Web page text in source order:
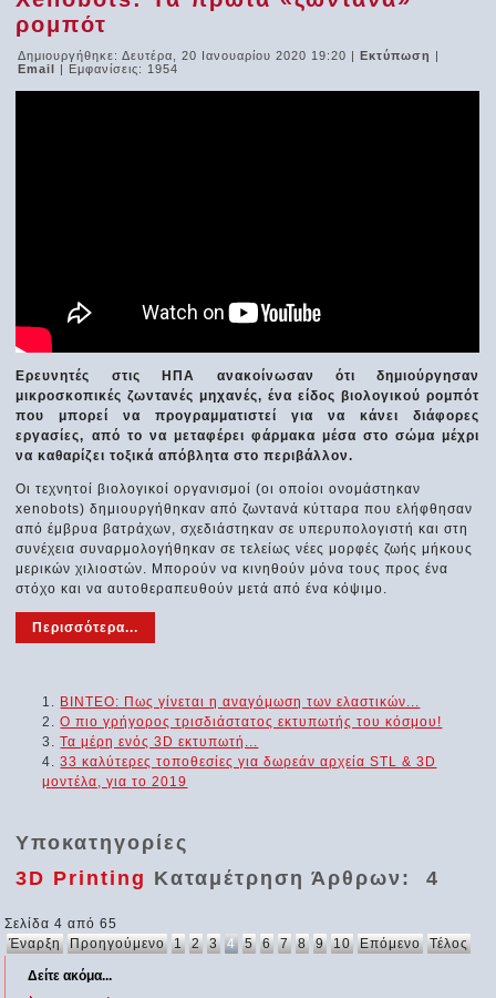
ρομπότ
Δημιουργήθηκε: Δευτέρα, 20 Ιανουαρίου 2020 19:20 |Εκτύπωση |
Email | Εμφανίσεις: 1954
Ερευνητές στις ΗΠΑ ανακοίνωσαν ότι δημιούργησαν
μικροσκοπικές ζωντανές μηχανές, ένα είδος βιολογικού ρομπότ
που μπορεί να προγραμματιστεί για να κάνει διάφορες
εργασίες, από το να μεταφέρει φάρμακα μέσα στο σώμα μέχρι
να καθαρίζει τοξικά απόβλητα στο περιβάλλον.
Οι τεχνητοί βιολογικοί οργανισμοί (οι οποίοι ονομάστηκαν
xenobots) δημιουργήθηκαν από ζωντανά κύτταρα που ελήφθησαν
από έμβρυα βατράχων, σχεδιάστηκαν σε υπερυπολογιστή και στη
συνέχεια συναρμολογήθηκαν σε τελείως νέες μορφές ζωής μήκους
μερικών χιλιοστών. Μπορούν να κινηθούν μόνα τους προς ένα
στόχο και να αυτοθεραπευθούν μετά από ένα κόψιμο.
Περισσότερα...
ΒΙΝΤΕΟ: Πως γίνεται η αναγόμωση των ελαστικών...
Ο πιο γρήγορος τρισδιάστατος εκτυπωτής του κόσμου!
Τα μέρη ενός 3D εκτυπωτή...
33 καλύτερες τοποθεσίες για δωρεάν αρχεία STL & 3D
μοντέλα, για το 2019
Υποκατηγορίες
3D Printing Καταμέτρηση Άρθρων: 4
Σελίδα 4 από 65
Έναρξη Προηγούμενο 1 2 3 4 5 6 7 8 9 10 Επόμενο Τέλος
Δείτε ακόμα...